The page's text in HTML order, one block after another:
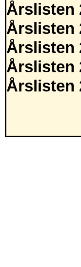
Årslisten
Årslisten
Årslisten
Årslisten
Årslisten